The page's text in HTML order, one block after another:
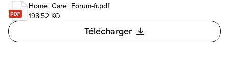
Home_Care_Forum-fr.pdf
198.52 KO
Télécharger